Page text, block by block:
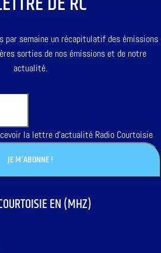
par semaine un récapitulatif des émissions
sorties de nos émissions et de notre
actualité.
la lettre d'actualité Radio Courtoisie
EN (MHZ)